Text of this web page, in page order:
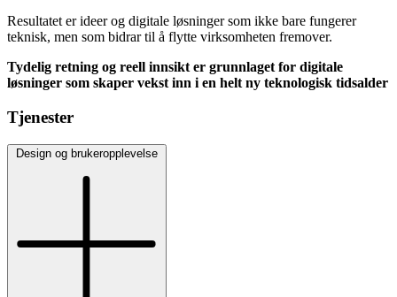
Resultatet er ideer og digitale løsninger som ikke bare fungerer
teknisk, men som bidrar til å flytte virksomheten fremover.
Tydelig retning og reell innsikt er grunnlaget for digitale
løsninger som skaper vekst inn i en helt ny teknologisk tidsalder
Tjenester
Design og brukeropplevelse